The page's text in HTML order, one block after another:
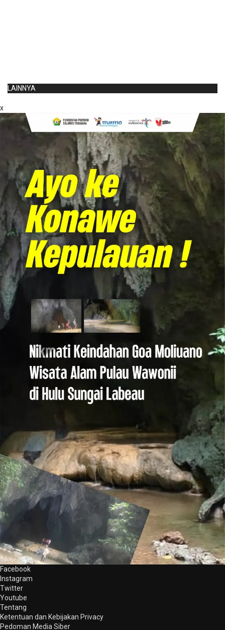
LAINNYA
x
Facebook
Instagram
Twitter
Youtube
Tentang
Ketentuan dan Kebijakan Privacy
Pedoman Media Siber